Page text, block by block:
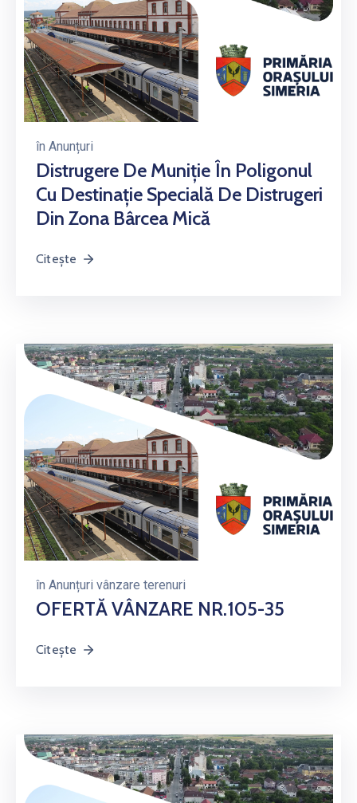
în Anunțuri
Distrugere De Muniţie În Poligonul
Cu Destinație Specială De Distrugeri
Din Zona Bârcea Mică
Citește
în Anunțuri vânzare terenuri
OFERTĂ VÂNZARE NR.105-35
Citește